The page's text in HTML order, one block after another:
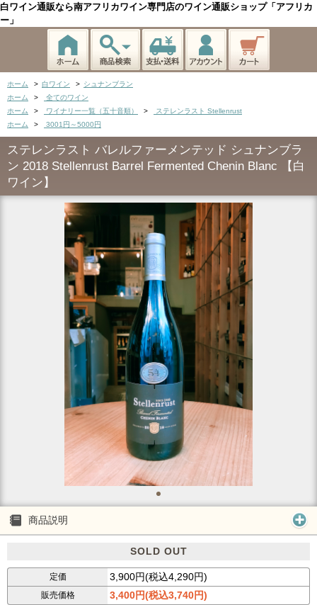
白ワイン通販なら南アフリカワイン専門店のワイン通販ショップ「アフリカ
ー」
ホーム > 白ワイン > シュナンブラン
ホーム
>
全てのワイン
ホーム
> ワイナリー一覧（五十音順） >
ステレンラスト Stellenrust
ホーム
> 3001円～5000円
ステレンラスト バレルファーメンテッド シュナンブラ
ン 2018 Stellenrust Barrel Fermented Chenin Blanc 【白
ワイン】
商品説明
SOLD OUT
定価 3,900円(税込4,290円)
販売価格 3,400円(税込3,740円)